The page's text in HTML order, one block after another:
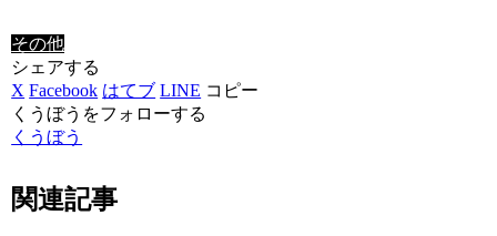
その他
シェアする
X Facebook はてブ LINE コピー
くうぼうをフォローする
くうぼう
関連記事